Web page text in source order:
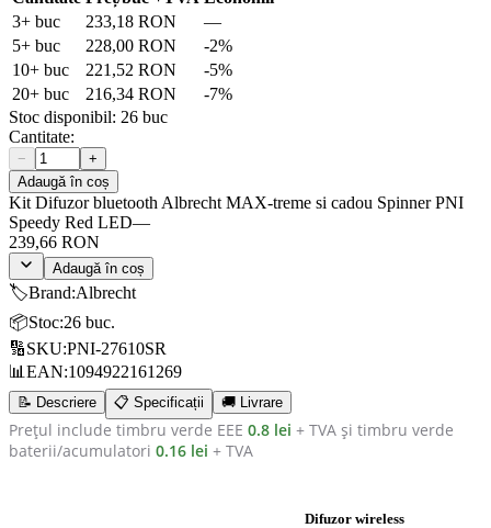
3+ buc 233,18 RON
—
5+ buc 228,00 RON -2%
10+ buc 221,52 RON -5%
20+ buc 216,34 RON -7%
Stoc disponibil: 26 buc
Cantitate:
−
+
Adaugă în coș
Kit Difuzor bluetooth Albrecht MAX-treme si cadou Spinner PNI
Speedy Red LED—
239,66 RON
Adaugă în coș
🏷️Brand:Albrecht
📦Stoc:26 buc.
🔢SKU:PNI-27610SR
📊 EAN:1094922161269
📝 Descriere 📋 Specificații 🚚 Livrare
Prețul include timbru verde EEE 0.8 lei + TVA și timbru verde
baterii/acumulatori 0.16 lei + TVA
Difuzor wireless